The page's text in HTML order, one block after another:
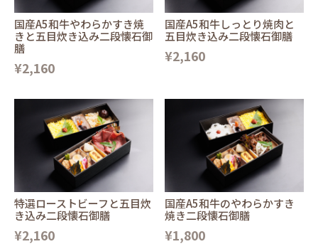
国産A5和牛やわらかすき焼
きと五目炊き込み二段懐石御
膳
¥2,160
国産A5和牛しっとり焼肉と
五目炊き込み二段懐石御膳
¥2,160
特選ローストビーフと五目炊
き込み二段懐石御膳
¥2,160
国産A5和牛のやわらかすき
焼き二段懐石御膳
¥1,800